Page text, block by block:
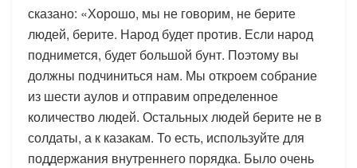
сказано: «Хорошо, мы не говорим, не берите
людей, берите. Народ будет против. Если народ
поднимется, будет большой бунт. Поэтому вы
должны подчиниться нам. Мы откроем собрание
из шести аулов и отправим определенное
количество людей. Остальных людей берите не в
солдаты, а к казакам. То есть, используйте для
поддержания внутреннего порядка. Было очень